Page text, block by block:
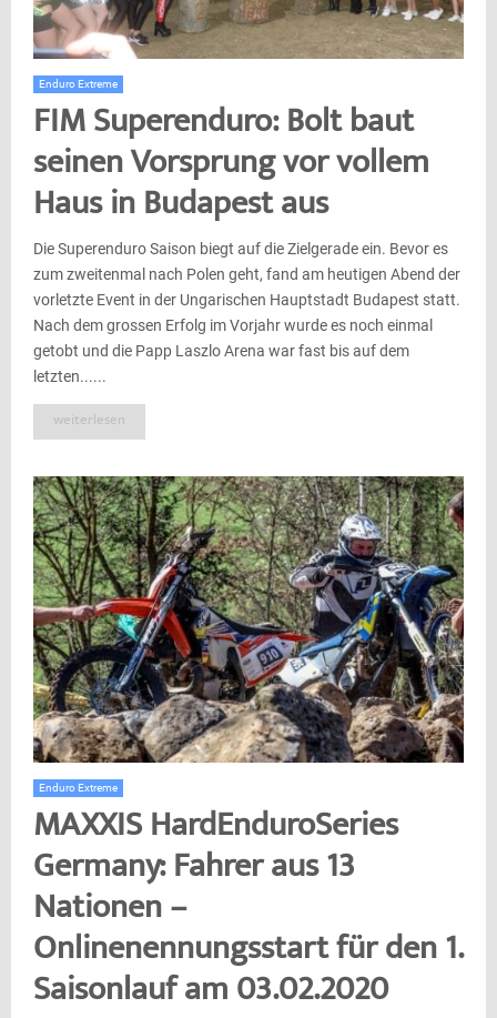
Enduro Extreme
FIM Superenduro: Bolt baut
seinen Vorsprung vor vollem
Haus in Budapest aus
Die Superenduro Saison biegt auf die Zielgerade ein. Bevor es
zum zweitenmal nach Polen geht, fand am heutigen Abend der
vorletzte Event in der Ungarischen Hauptstadt Budapest statt.
Nach dem grossen Erfolg im Vorjahr wurde es noch einmal
getobt und die Papp Laszlo Arena war fast bis auf dem
letzten......
weiterlesen
Enduro Extreme
MAXXIS HardEnduroSeries
Germany: Fahrer aus 13
Nationen –
Onlinenennungsstart für den 1.
Saisonlauf am 03.02.2020